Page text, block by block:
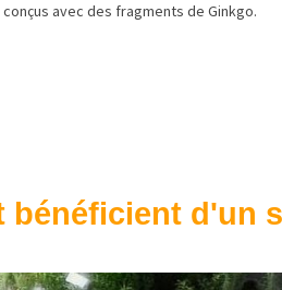
avec des fragments de Ginkgo.
bénéficient d'un